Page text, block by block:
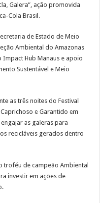
Galera”, ação promovida
Cola Brasil.
de Estado de Meio
Ambiental do Amazonas
Hub Manaus e apoio
Sustentável e Meio
as três noites do Festival
e Garantido em
as galeras para
recicláveis gerados dentro
troféu de campeão Ambiental
investir em ações de